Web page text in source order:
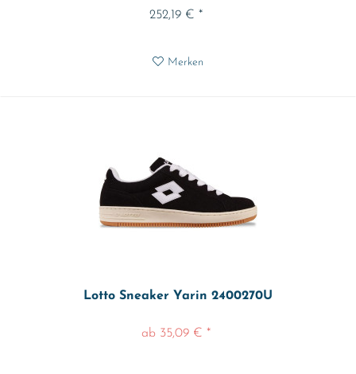
252,19 € *
Merken
Lotto Sneaker Yarin 2400270U
ab 35,09 € *